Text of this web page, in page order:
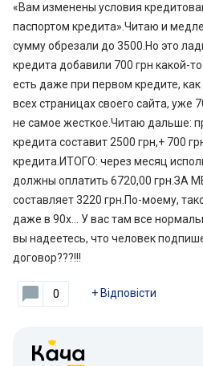
«Вам изменены условия
паспортом кредита».Читаю и
сумму обрезали до 3500.Но это
кредита добавили 700 грн какой-
есть даже при первом кредите,
всех страницах своего сайта, уже
не самое жесткое.Читаю дальше:
кредита составит 2500 грн,+ 700
кредита.ИТОГО: через месяц
должны оплатить 6720,00 грн.ЗА
составляет 3220 грн.По-моему,
даже в 90х… У вас там все
вы надеетесь, что человек
договор???!!!
0 + Відповісти